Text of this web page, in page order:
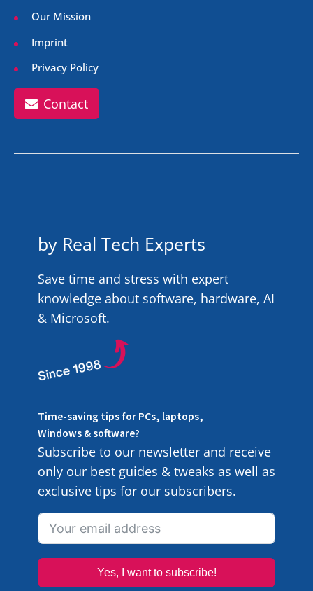
Our Mission
Imprint
Privacy Policy
Contact
by Real Tech Experts
Save time and stress with expert
knowledge about software, hardware, AI
& Microsoft.
Time-saving tips for PCs, laptops,
Windows & software?
Subscribe to our newsletter and receive
only our best guides & tweaks as well as
exclusive tips for our subscribers.
Yes, I want to subscribe!